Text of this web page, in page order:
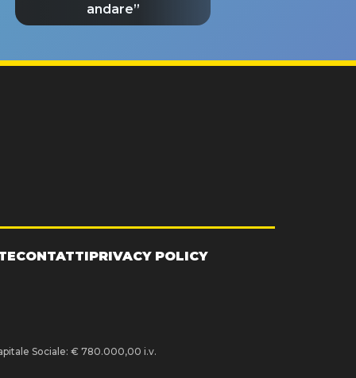
andare”
CONTATTIPRIVACY POLICY
Sociale: € 780.000,00 i.v.